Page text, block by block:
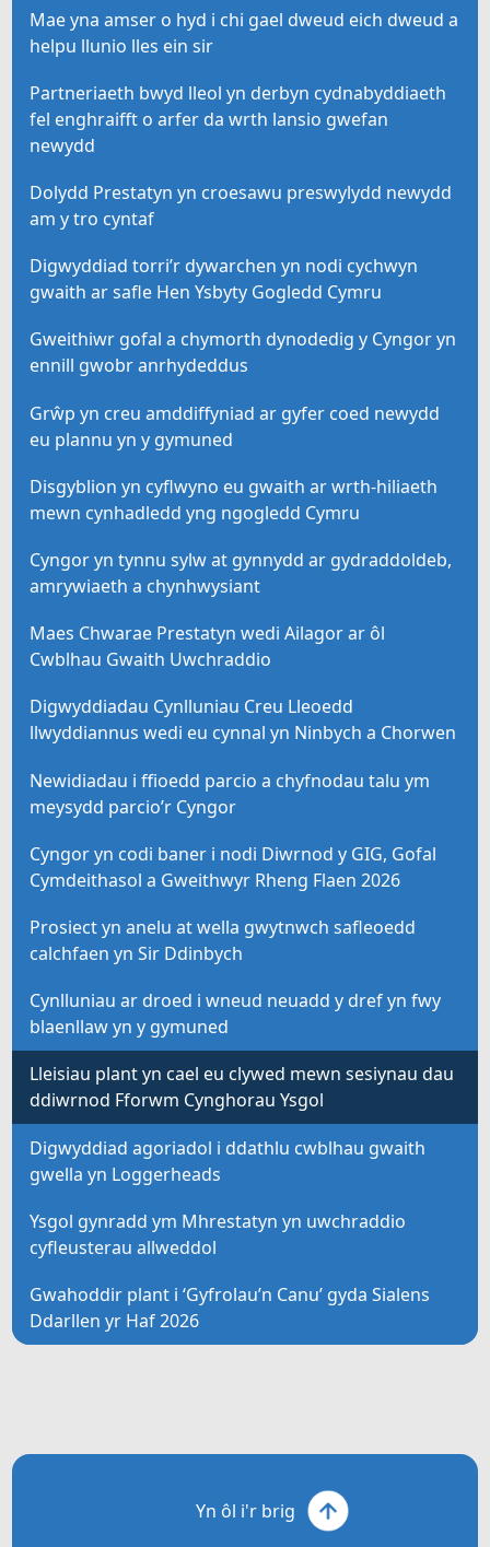
Mae yna amser o hyd i chi gael dweud eich dweud a
helpu llunio lles ein sir
Partneriaeth bwyd lleol yn derbyn cydnabyddiaeth
fel enghraifft o arfer da wrth lansio gwefan
newydd
Dolydd Prestatyn yn croesawu preswylydd newydd
am y tro cyntaf
Digwyddiad torri’r dywarchen yn nodi cychwyn
gwaith ar safle Hen Ysbyty Gogledd Cymru
Gweithiwr gofal a chymorth dynodedig y Cyngor yn
ennill gwobr anrhydeddus
Grŵp yn creu amddiffyniad ar gyfer coed newydd
eu plannu yn y gymuned
Disgyblion yn cyflwyno eu gwaith ar wrth-hiliaeth
mewn cynhadledd yng ngogledd Cymru
Cyngor yn tynnu sylw at gynnydd ar gydraddoldeb,
amrywiaeth a chynhwysiant
Maes Chwarae Prestatyn wedi Ailagor ar ôl
Cwblhau Gwaith Uwchraddio
Digwyddiadau Cynlluniau Creu Lleoedd
llwyddiannus wedi eu cynnal yn Ninbych a Chorwen
Newidiadau i ffioedd parcio a chyfnodau talu ym
meysydd parcio’r Cyngor
Cyngor yn codi baner i nodi Diwrnod y GIG, Gofal
Cymdeithasol a Gweithwyr Rheng Flaen 2026
Prosiect yn anelu at wella gwytnwch safleoedd
calchfaen yn Sir Ddinbych
Cynlluniau ar droed i wneud neuadd y dref yn fwy
blaenllaw yn y gymuned
Lleisiau plant yn cael eu clywed mewn sesiynau dau
ddiwrnod Fforwm Cynghorau Ysgol
Digwyddiad agoriadol i ddathlu cwblhau gwaith
gwella yn Loggerheads
Ysgol gynradd ym Mhrestatyn yn uwchraddio
cyfleusterau allweddol
Gwahoddir plant i ‘Gyfrolau’n Canu’ gyda Sialens
Ddarllen yr Haf 2026
Yn ôl i'r brig